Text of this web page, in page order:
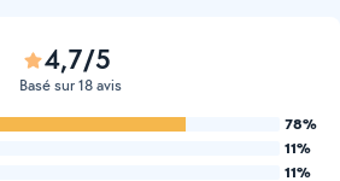
4,7/5
Basé sur 18 avis
78%
11%
11%